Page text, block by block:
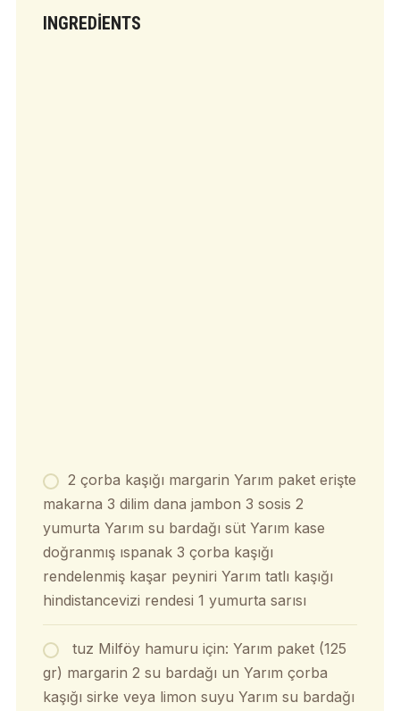
INGREDIENTS
2 çorba kaşığı margarin Yarım paket erişte
makarna 3 dilim dana jambon 3 sosis 2
yumurta Yarım su bardağı süt Yarım kase
doğranmış ıspanak 3 çorba kaşığı
rendelenmiş kaşar peyniri Yarım tatlı kaşığı
hindistancevizi rendesi 1 yumurta sarısı
tuz Milföy hamuru için: Yarım paket (125
gr) margarin 2 su bardağı un Yarım çorba
kaşığı sirke veya limon suyu Yarım su bardağı